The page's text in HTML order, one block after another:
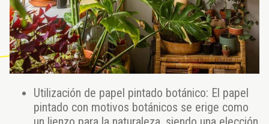
Utilización de papel pintado botánico: El papel
pintado con motivos botánicos se erige como